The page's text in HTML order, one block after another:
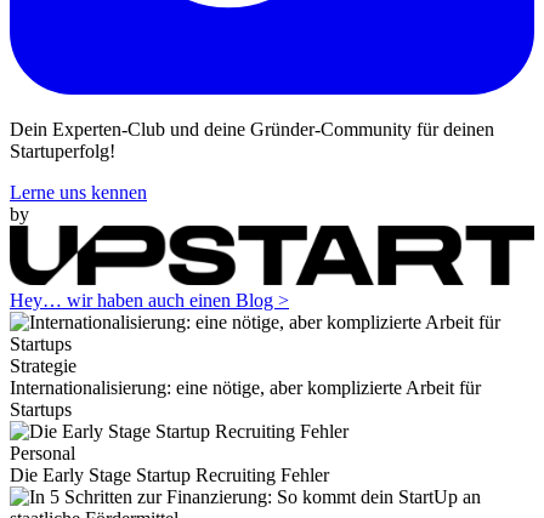
Dein Experten-Club und deine Gründer-Community für deinen
Startuperfolg!
Lerne uns kennen
by
Hey… wir haben auch einen Blog >
Strategie
Internationalisierung: eine nötige, aber komplizierte Arbeit für
Startups
Personal
Die Early Stage Startup Recruiting Fehler